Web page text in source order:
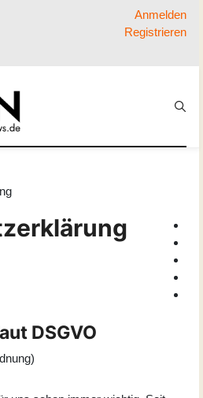
Anmelden
Registrieren
DSGVO